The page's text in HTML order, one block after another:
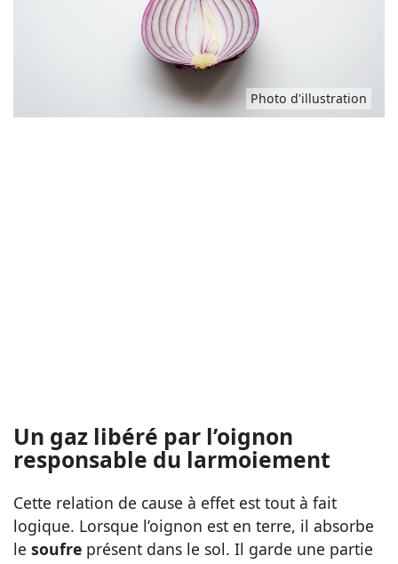
Photo d'illustration
Un gaz libéré par l’oignon
responsable du larmoiement
Cette relation de cause à effet est tout à fait
logique. Lorsque l’oignon est en terre, il absorbe
le soufre présent dans le sol. Il garde une partie